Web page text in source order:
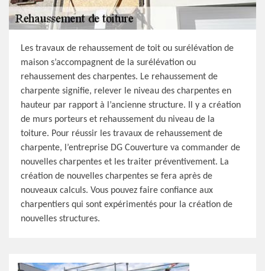
Les travaux de rehaussement de toit ou surélévation de
maison s’accompagnent de la surélévation ou
rehaussement des charpentes. Le rehaussement de
charpente signifie, relever le niveau des charpentes en
hauteur par rapport à l’ancienne structure. Il y a création
de murs porteurs et rehaussement du niveau de la
toiture. Pour réussir les travaux de rehaussement de
charpente, l’entreprise DG Couverture va commander de
nouvelles charpentes et les traiter préventivement. La
création de nouvelles charpentes se fera après de
nouveaux calculs. Vous pouvez faire confiance aux
charpentiers qui sont expérimentés pour la création de
nouvelles structures.